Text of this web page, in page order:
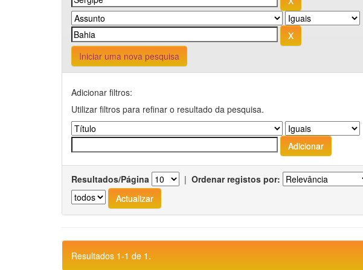
Iniciar uma nova pesquisa
Adicionar filtros:
Utilizar filtros para refinar o resultado da pesquisa.
Resultados/Página | Ordenar registos por:
Resultados 1-1 de 1.